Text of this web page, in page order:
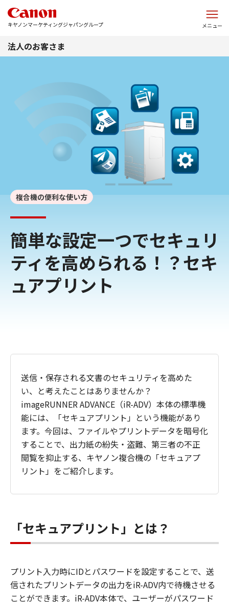
キヤノンマーケティングジャパングループ メニュー
法人のお客さま
簡単な設定一つでセキュリ
ティを高められる！？セキ
ュアプリント
複合機の便利な使い方
送信・保存される文書のセキュリティを高めた
い、と考えたことはありませんか？
imageRUNNER ADVANCE（iR-ADV）本体の標準機
能には、「セキュアプリント」という機能があり
ます。今回は、ファイルやプリントデータを暗号化
することで、出力紙の紛失・盗難、第三者の不正
閲覧を抑止する、キヤノン複合機の「セキュアプ
リント」をご紹介します。
「セキュアプリント」とは？
プリント入力時にIDとパスワードを設定することで、送
信されたプリントデータの出力をiR-ADV内で待機させる
ことができます。iR-ADV本体で、ユーザーがパスワード